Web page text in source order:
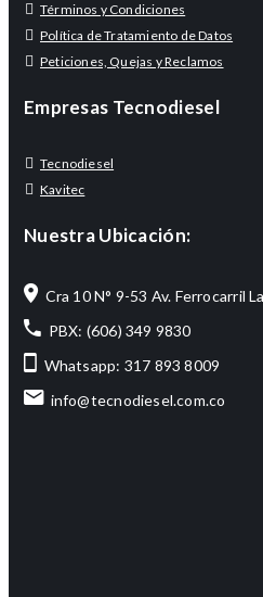
Términos y Condiciones
Política de Tratamiento de Datos
Peticiones, Quejas y Reclamos
Empresas Tecnodiesel
Tecnodiesel
Kavitec
Nuestra Ubicación:
Cra 10 N° 9-53 Av. Ferrocarril
PBX: (606) 349 9830
Whatsapp: 317 893 8009
info@tecnodiesel.com.co